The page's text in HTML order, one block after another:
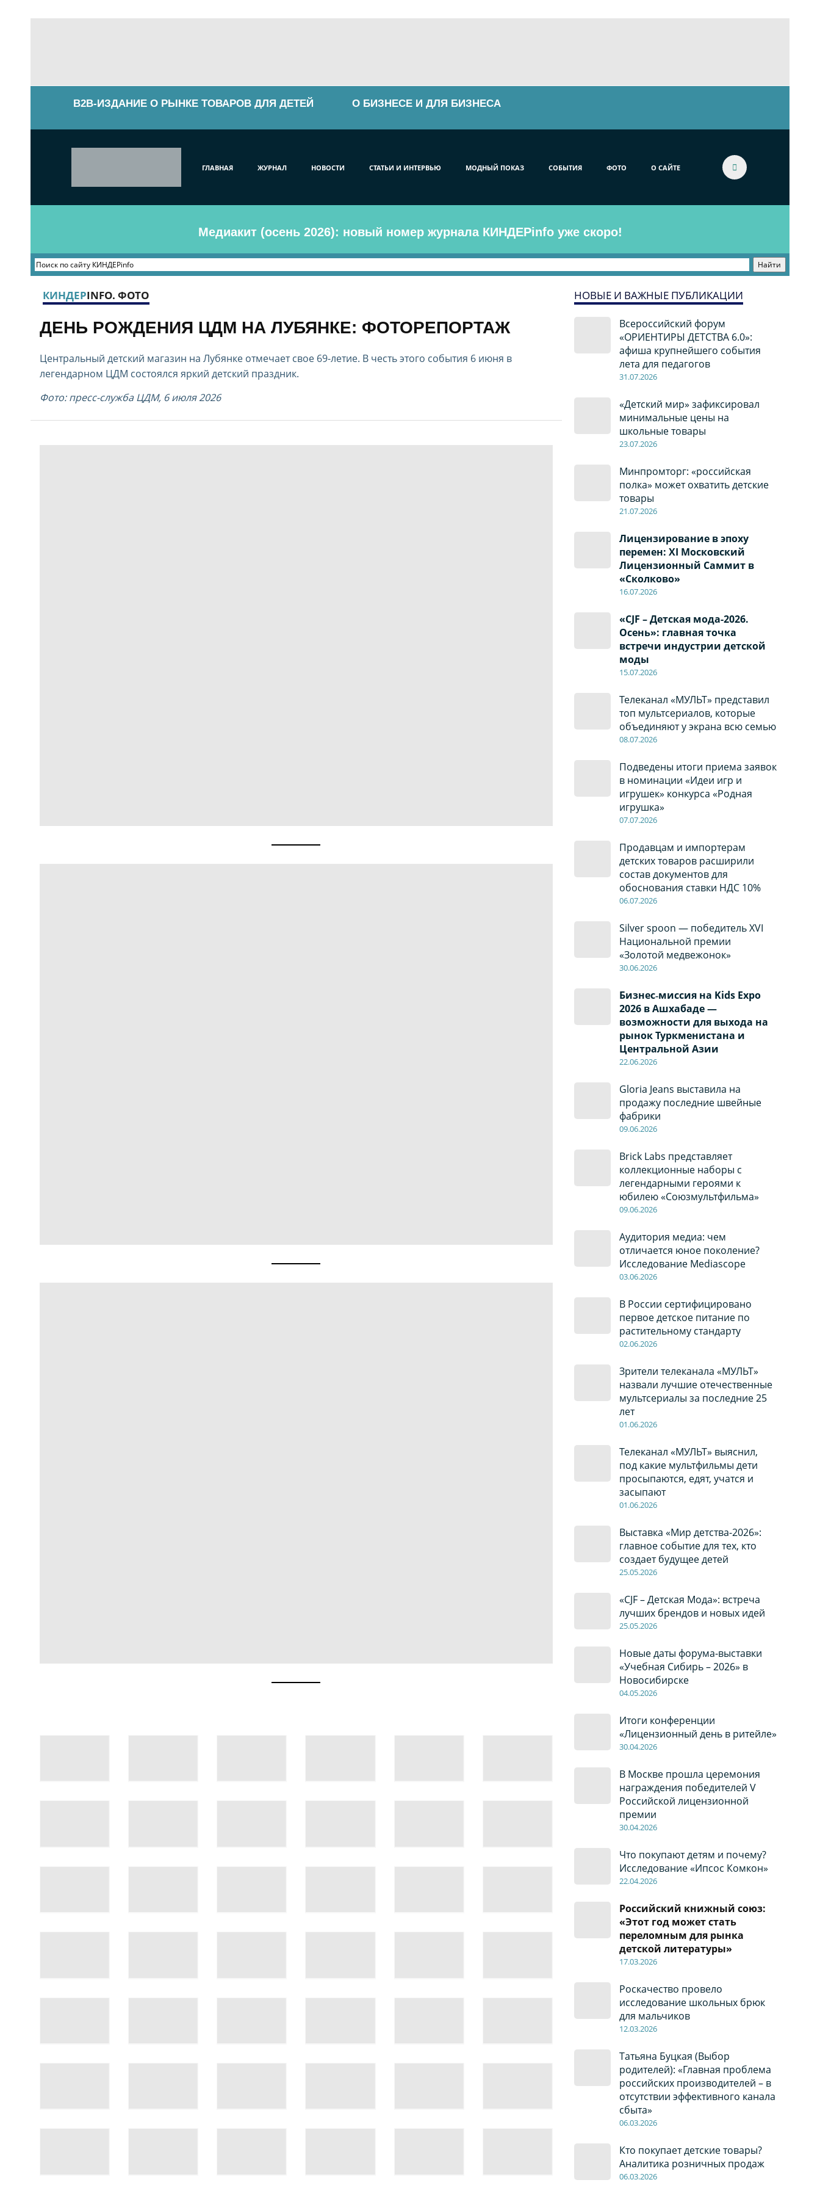
B2B-ИЗДАНИЕ О РЫНКЕ ТОВАРОВ ДЛЯ ДЕТЕЙ О БИЗНЕСЕ И ДЛЯ БИЗНЕСА
ГЛАВНАЯ ЖУРНАЛ НОВОСТИ СТАТЬИ И ИНТЕРВЬЮ МОДНЫЙ ПОКАЗ СОБЫТИЯ ФОТО О САЙТЕ
Медиакит (осень 2026): новый номер журнала КИНДЕРinfo уже скоро!
НОВЫЕ И ВАЖНЫЕ ПУБЛИКАЦИИ
Всероссийский форум
«ОРИЕНТИРЫ ДЕТСТВА 6.0»:
афиша крупнейшего события
лета для педагогов
31.07.2026
«Детский мир» зафиксировал
минимальные цены на
школьные товары
23.07.2026
Минпромторг: «российская
полка» может охватить детские
товары
21.07.2026
Лицензирование в эпоху
перемен: XI Московский
Лицензионный Саммит в
«Сколково»
16.07.2026
«CJF – Детская мода-2026.
Осень»: главная точка
встречи индустрии детской
моды
15.07.2026
Телеканал «МУЛЬТ» представил
топ мультсериалов, которые
объединяют у экрана всю семью
08.07.2026
Подведены итоги приема заявок
в номинации «Идеи игр и
игрушек» конкурса «Родная
игрушка»
07.07.2026
Продавцам и импортерам
детских товаров расширили
состав документов для
обоснования ставки НДС 10%
06.07.2026
Silver spoon — победитель XVI
Национальной премии
«Золотой медвежонок»
30.06.2026
Бизнес‑миссия на Kids Expo
2026 в Ашхабаде —
возможности для выхода на
рынок Туркменистана и
Центральной Азии
22.06.2026
Gloria Jeans выставила на
продажу последние швейные
фабрики
09.06.2026
Brick Labs представляет
коллекционные наборы с
легендарными героями к
юбилею «Союзмультфильма»
09.06.2026
Аудитория медиа: чем
отличается юное поколение?
Исследование Mediascope
03.06.2026
В России сертифицировано
первое детское питание по
растительному стандарту
02.06.2026
Зрители телеканала «МУЛЬТ»
назвали лучшие отечественные
мультсериалы за последние 25
лет
01.06.2026
Телеканал «МУЛЬТ» выяснил,
под какие мультфильмы дети
просыпаются, едят, учатся и
засыпают
01.06.2026
Выставка «Мир детства-2026»:
главное событие для тех, кто
создает будущее детей
25.05.2026
«CJF – Детская Мода»: встреча
лучших брендов и новых идей
25.05.2026
Новые даты форума-выставки
«Учебная Сибирь – 2026» в
Новосибирске
04.05.2026
Итоги конференции
«Лицензионный день в ритейле»
30.04.2026
В Москве прошла церемония
награждения победителей V
Российской лицензионной
премии
30.04.2026
Что покупают детям и почему?
Исследование «Ипсос Комкон»
22.04.2026
Российский книжный союз:
«Этот год может стать
переломным для рынка
детской литературы»
17.03.2026
Роскачество провело
исследование школьных брюк
для мальчиков
12.03.2026
Татьяна Буцкая (Выбор
родителей): «Главная проблема
российских производителей – в
отсутствии эффективного канала
сбыта»
06.03.2026
Кто покупает детские товары?
Аналитика розничных продаж
06.03.2026
КИНДЕРINFO. ФОТО
ДЕНЬ РОЖДЕНИЯ ЦДМ НА ЛУБЯНКЕ: ФОТОРЕПОРТАЖ
Центральный детский магазин на Лубянке отмечает свое 69-летие. В честь этого события 6 июня в
легендарном ЦДМ состоялся яркий детский праздник.
Фото: пресс-служба ЦДМ, 6 июля 2026